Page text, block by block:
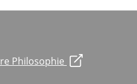
Philosophie